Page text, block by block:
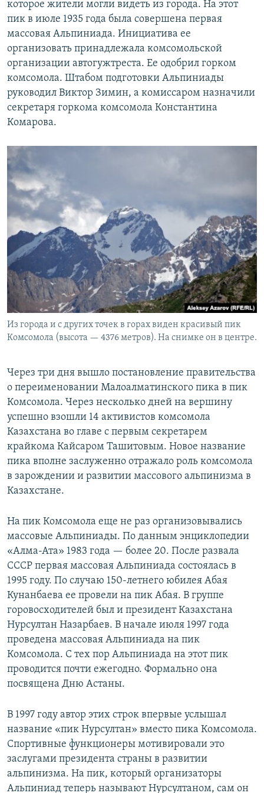
которое жители могли видеть из города. На этот
пик в июле 1935 года была совершена первая
массовая Альпиниада. Инициатива ее
организовать принадлежала комсомольской
организации автогужтреста. Ее одобрил горком
комсомола. Штабом подготовки Альпиниады
руководил Виктор Зимин, а комиссаром назначили
секретаря горкома комсомола Константина
Комарова.
Из города и с других точек в горах виден красивый пик
Комсомола (высота — 4376 метров). На снимке он в центре.
Через три дня вышло постановление правительства
о переименовании Малоалматинского пика в пик
Комсомола. Через несколько дней на вершину
успешно взошли 14 активистов комсомола
Казахстана во главе с первым секретарем
крайкома Кайсаром Ташитовым. Новое название
пика вполне заслуженно отражало роль комсомола
в зарождении и развитии массового альпинизма в
Казахстане.
На пик Комсомола еще не раз организовывались
массовые Альпиниады. По данным энциклопедии
«Алма-Ата» 1983 года — более 20. После развала
СССР первая массовая Альпиниада состоялась в
1995 году. По случаю 150-летнего юбилея Абая
Кунанбаева ее провели на пик Абая. В группе
горовосходителей был и президент Казахстана
Нурсултан Назарбаев. В начале июля 1997 года
проведена массовая Альпиниада на пик
Комсомола. С тех пор Альпиниада на этот пик
проводится почти ежегодно. Формально она
посвящена Дню Астаны.
В 1997 году автор этих строк впервые услышал
название «пик Нурсултан» вместо пика Комсомола.
Спортивные функционеры мотивировали это
заслугами президента страны в развитии
альпинизма. На пик, который организаторы
Альпиниад теперь называют Нурсултаном, сам он